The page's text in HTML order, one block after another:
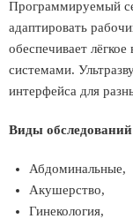
Программируемый
адаптировать
обеспечивает
системами.
интерфейса для
Виды
Абдоминальные,
Акушерство,
Гинекология,